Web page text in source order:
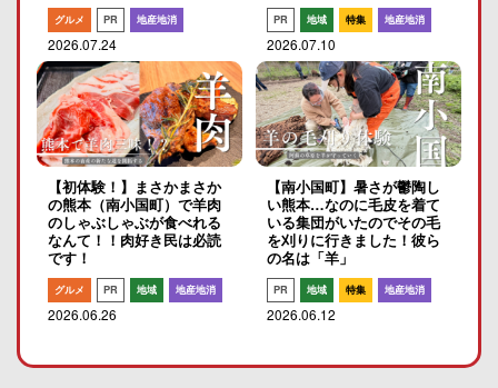
グルメ PR 地産地消
2026.07.24
PR 地域 特集 地産地消
2026.07.10
【初体験！】まさかまさか
の熊本（南小国町）で羊肉
のしゃぶしゃぶが食べれる
なんて！！肉好き民は必読
です！
グルメ PR 地域 地産地消
2026.06.26
【南小国町】暑さが鬱陶し
い熊本…なのに毛皮を着て
いる集団がいたのでその毛
を刈りに行きました！彼ら
の名は「羊」
PR 地域 特集 地産地消
2026.06.12